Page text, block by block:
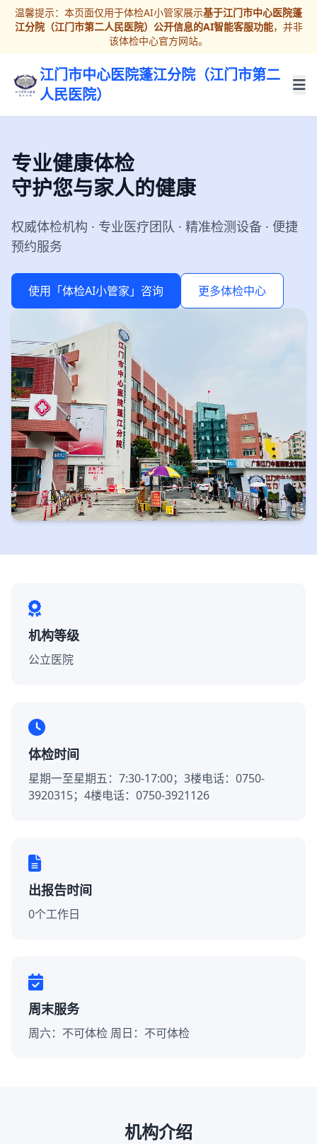
温馨提示：本页面仅用于体检AI小管家展示基于江门市中心医院蓬
江分院（江门市第二人民医院）公开信息的AI智能客服功能，并非
该体检中心官方网站。
江门市中心医院蓬江分院（江门市第二
人民医院）
专业健康体检
守护您与家人的健康
权威体检机构 · 专业医疗团队 · 精准检测设备 · 便捷
预约服务
使用「体检AI小管家」咨询 更多体检中心
机构等级
公立医院
体检时间
星期一至星期五：7:30-17:00；3楼电话：0750-
3920315；4楼电话：0750-3921126
出报告时间
0个工作日
周末服务
周六：不可体检 周日：不可体检
机构介绍